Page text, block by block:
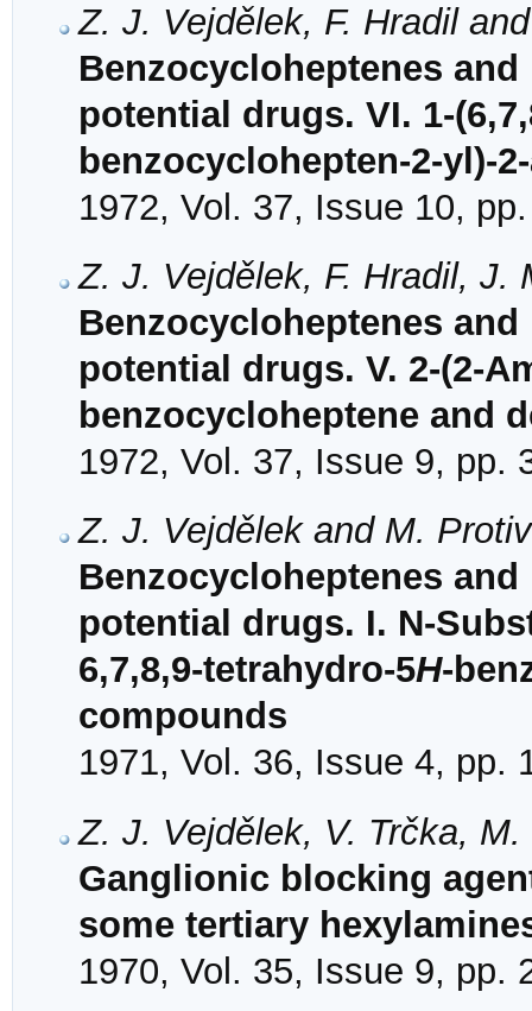
Z. J. Vejdělek, F. Hradil
Benzocycloheptenes
potential drugs. VI. 1-
benzocyclohepten-2-yl)-
1972, Vol. 37, Issue 10,
Z. J. Vejdělek, F. Hradil, J.
Benzocycloheptenes
potential drugs. V. 2-(2-
benzocycloheptene and
1972, Vol. 37, Issue 9, pp.
Z. J. Vejdělek and M.
Benzocycloheptenes
potential drugs. I. N-
6,7,8,9-tetrahydro-5H-
compounds
1971, Vol. 36, Issue 4, pp.
Z. J. Vejdělek, V. Trčka,
Ganglionic blocking
some tertiary
1970, Vol. 35, Issue 9, pp.